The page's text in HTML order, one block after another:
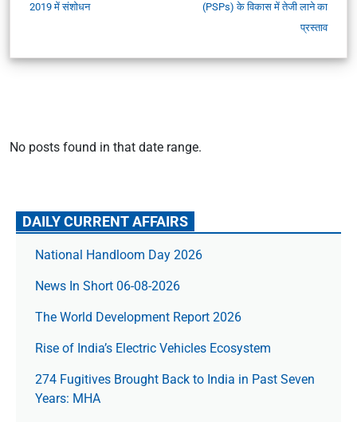
2019 में संशोधन
(PSPs) के विकास में तेजी लाने का
प्रस्ताव
No posts found in that date range.
DAILY CURRENT AFFAIRS
National Handloom Day 2026
News In Short 06-08-2026
The World Development Report 2026
Rise of India’s Electric Vehicles Ecosystem
274 Fugitives Brought Back to India in Past Seven
Years: MHA